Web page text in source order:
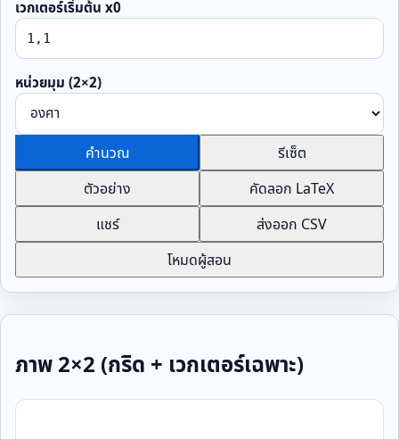
เวกเตอร์เริ่มต้น x0
หน่วยมุม (2×2)
คำนวณ
รีเซ็ต
ตัวอย่าง
คัดลอก LaTeX
แชร์
ส่งออก CSV
โหมดผู้สอน
ภาพ 2×2 (กริด + เวกเตอร์เฉพาะ)